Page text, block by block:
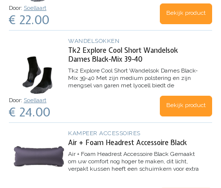
en een goede warmte-isolatie tijdens citytrips of
Door: Soellaart
€ 22.00 Bekijk product
WANDELSOKKEN
Tk2 Explore Cool Short Wandelsok
Dames Black-Mix 39-40
Tk2 Explore Cool Short Wandelsok Dames Black-
Mix 39-40 Met zijn medium polstering en zijn
mengsel van garen met lyocell biedt de
comfort en comfortabele ventilatie tijdens
Door: Soellaart
€ 24.00 Bekijk product
KAMPEER ACCESSOIRES
Air + Foam Headrest Accessoire Black
Air + Foam Headrest Accessoire Black Gemaakt
om uw comfort nog hoger te maken, dit licht,
verpakt kussen heeft een schuimkern voor extra